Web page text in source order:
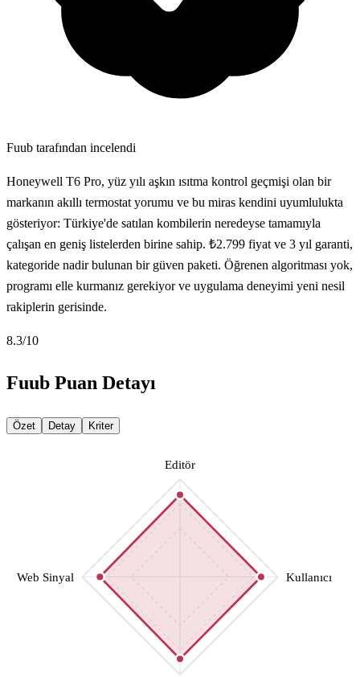
Fuub tarafından incelendi
Honeywell T6 Pro, yüz yılı aşkın ısıtma kontrol geçmişi olan bir
markanın akıllı termostat yorumu ve bu miras kendini uyumlulukta
gösteriyor: Türkiye'de satılan kombilerin neredeyse tamamıyla
çalışan en geniş listelerden birine sahip. ₺2.799 fiyat ve 3 yıl garanti,
kategoride nadir bulunan bir güven paketi. Öğrenen algoritması yok,
programı elle kurmanız gerekiyor ve uygulama deneyimi yeni nesil
rakiplerin gerisinde.
8.3/10
Fuub Puan Detayı
Özet Detay Kriter
Editör
Kullanıcı
Web Sinyal